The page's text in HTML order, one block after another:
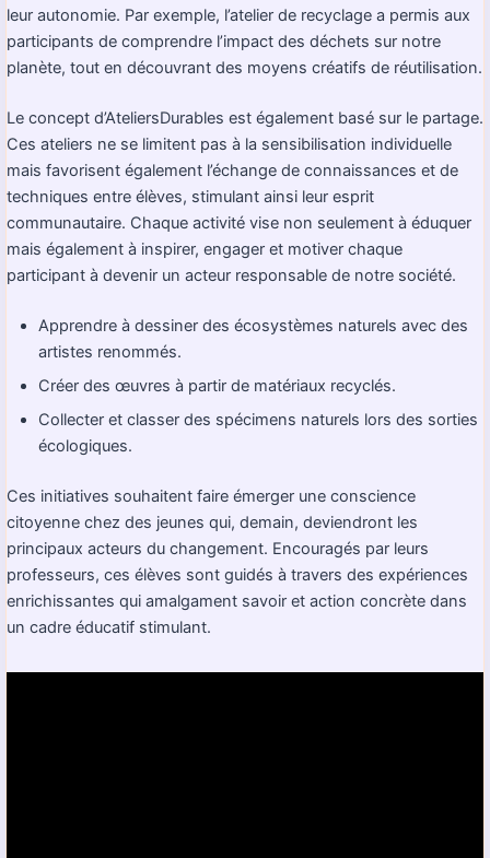
leur autonomie. Par exemple, l’atelier de recyclage a permis aux
participants de comprendre l’impact des déchets sur notre
planète, tout en découvrant des moyens créatifs de réutilisation.
Le concept d’AteliersDurables est également basé sur le partage.
Ces ateliers ne se limitent pas à la sensibilisation individuelle
mais favorisent également l’échange de connaissances et de
techniques entre élèves, stimulant ainsi leur esprit
communautaire. Chaque activité vise non seulement à éduquer
mais également à inspirer, engager et motiver chaque
participant à devenir un acteur responsable de notre société.
Apprendre à dessiner des écosystèmes naturels avec des
artistes renommés.
Créer des œuvres à partir de matériaux recyclés.
Collecter et classer des spécimens naturels lors des sorties
écologiques.
Ces initiatives souhaitent faire émerger une conscience
citoyenne chez des jeunes qui, demain, deviendront les
principaux acteurs du changement. Encouragés par leurs
professeurs, ces élèves sont guidés à travers des expériences
enrichissantes qui amalgament savoir et action concrète dans
un cadre éducatif stimulant.